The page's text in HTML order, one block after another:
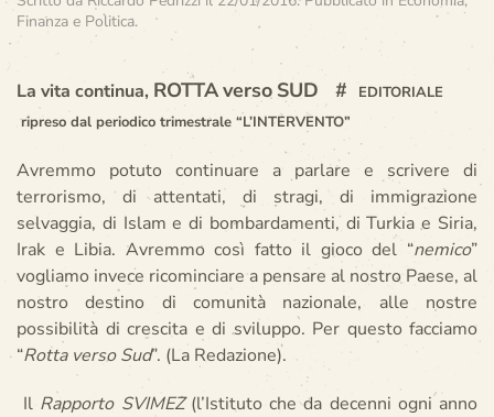
Finanza e Politica.
La vita continua, ROTTAverso SUD #
EDITORIALE
ripreso dal periodico trimestrale “L’INTERVENTO”
Avremmo potuto continuare a parlare e scrivere di
terrorismo, di attentati, di stragi, di immigrazione
selvaggia, di Islam e di bombardamenti, di Turkia e Siria,
Irak e Libia. Avremmo così fatto il gioco del “nemico”
vogliamo invece ricominciare a pensare al nostro Paese, al
nostro destino di comunità nazionale, alle nostre
possibilità di crescita e di sviluppo. Per questo facciamo
“Rotta verso Sud”. (La Redazione).
Il Rapporto SVIMEZ(l’Istituto che da decenni ogni anno